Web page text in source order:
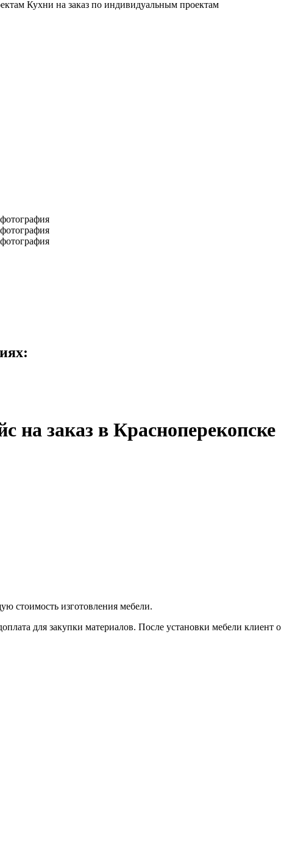
Кухни на заказ по индивидуальным проектам
на заказ в Красноперекопске
стоимость изготовления мебели.
для закупки материалов. После установки мебели клиент